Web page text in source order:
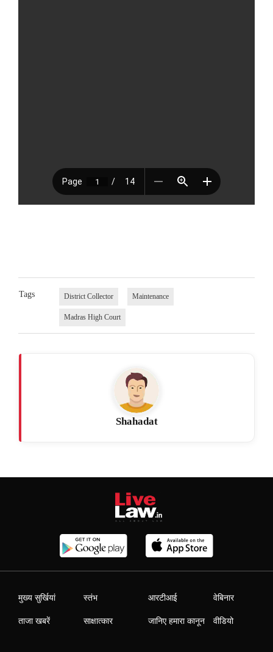
Tags District Collector Maintenance
Madras High Court
Shahadat
मुख्य सुर्खियां
ताजा खबरें
स्तंभ
साक्षात्कार
आरटीआई
जानिए हमारा कानून
वेबिनार
वीडियो